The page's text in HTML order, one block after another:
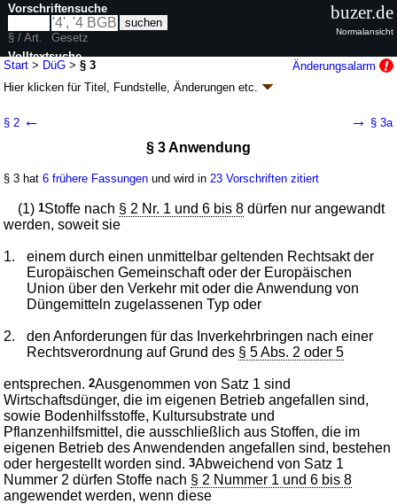
Start > DüG >§ 3
Änderungsalarm
Hier klicken fürTitel, Fundstelle, Änderungen etc.
BGBl. I S. 2752
13 weitere Fassungen | Drucksachen / Entwurf / Begründung
§ 2 ← → § 3a
§ 3 Anwendung
§ 3 hat6 frühere Fassungen und wird in 23 Vorschriften zitiert
(1)1Stoffe nach § 2 Nr. 1 und 6 bis 8 dürfen nur angewandt
werden, soweit sie
1.
einem durch einen unmittelbar geltenden Rechtsakt der
Europäischen Gemeinschaft oder der Europäischen
Union über den Verkehr mit oder die Anwendung von
Düngemitteln zugelassenen Typ oder
2.
den Anforderungen für das Inverkehrbringen nach einer
Rechtsverordnung auf Grund des § 5 Abs. 2 oder 5
entsprechen.2Ausgenommen von Satz 1 sind
Wirtschaftsdünger, die im eigenen Betrieb angefallen sind,
sowie Bodenhilfsstoffe, Kultursubstrate und
Pflanzenhilfsmittel, die ausschließlich aus Stoffen, die im
eigenen Betrieb des Anwendenden angefallen sind, bestehen
oder hergestellt worden sind.3Abweichend von Satz 1
Nummer 2 dürfen Stoffe nach § 2 Nummer 1 und 6 bis 8
angewendet werden, wenn diese
Vorschriftensuche
§ / Art.
Gesetz
Volltextsuche
nur in DüG
buzer.de
Normalansicht